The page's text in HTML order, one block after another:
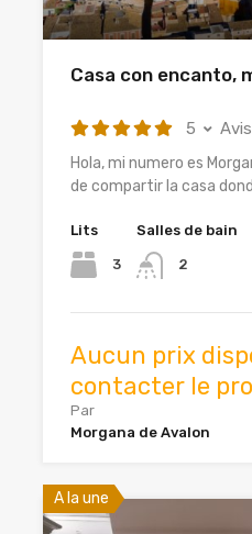
Casa con encanto,
5
Hola, mi numero es
de compartir la casa
Lits
3
Salles de bain
2
Aucun prix
contacter le
Par
Morgana de Avalon
A la une